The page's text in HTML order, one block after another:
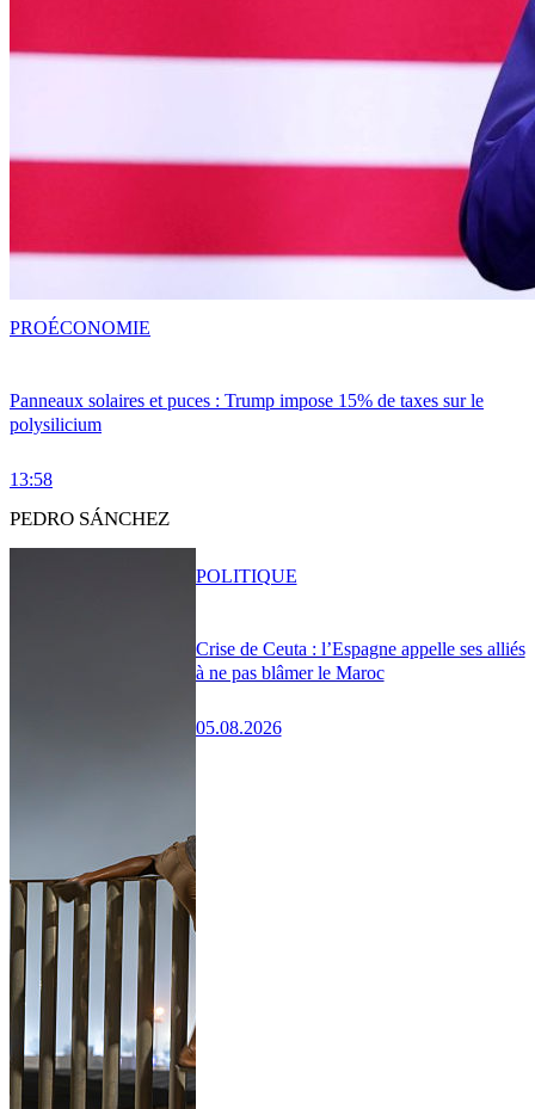
Panneaux solaires et puces : Trump impose 15% de taxes sur le
polysilicium
13:58
PROÉCONOMIE
PEDRO SÁNCHEZ
Crise de Ceuta : l’Espagne appelle ses alliés
à ne pas blâmer le Maroc
05.08.2026
POLITIQUE